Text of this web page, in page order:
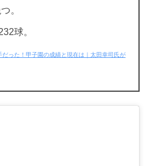
。
球。
だった！甲子園の成績と現在は｜太田幸司氏が